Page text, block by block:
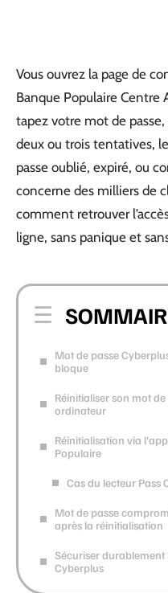
Vous ouvrez la page de
Banque Populaire
tapez votre mot de passe,
deux ou trois tentatives,
passe oublié, expiré, ou
concerne des milliers de
comment retrouver
ligne, sans panique et
Mot de passe
bloque
Réinitialiser son mot
ordinateur
Réinitialisation via
Populaire
Cas du lecteur Pass
Mot de passe
après la réinitialisation
Sécuriser durablement
Cyberplus